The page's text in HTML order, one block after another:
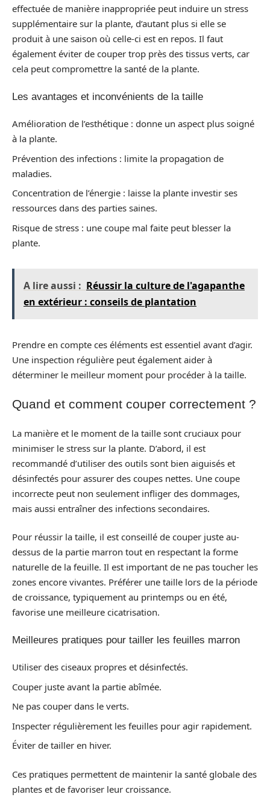
effectuée de manière inappropriée peut induire un stress
supplémentaire sur la plante, d’autant plus si elle se
produit à une saison où celle-ci est en repos. Il faut
également éviter de couper trop près des tissus verts, car
cela peut compromettre la santé de la plante.
Les avantages et inconvénients de la taille
Amélioration de l’esthétique : donne un aspect plus soigné
à la plante.
Prévention des infections : limite la propagation de
maladies.
Concentration de l’énergie : laisse la plante investir ses
ressources dans des parties saines.
Risque de stress : une coupe mal faite peut blesser la
plante.
A lire aussi : Réussir la culture de l'agapanthe
en extérieur : conseils de plantation
Prendre en compte ces éléments est essentiel avant d’agir.
Une inspection régulière peut également aider à
déterminer le meilleur moment pour procéder à la taille.
Quand et comment couper correctement ?
La manière et le moment de la taille sont cruciaux pour
minimiser le stress sur la plante. D’abord, il est
recommandé d’utiliser des outils sont bien aiguisés et
désinfectés pour assurer des coupes nettes. Une coupe
incorrecte peut non seulement infliger des dommages,
mais aussi entraîner des infections secondaires.
Pour réussir la taille, il est conseillé de couper juste au-
dessus de la partie marron tout en respectant la forme
naturelle de la feuille. Il est important de ne pas toucher les
zones encore vivantes. Préférer une taille lors de la période
de croissance, typiquement au printemps ou en été,
favorise une meilleure cicatrisation.
Meilleures pratiques pour tailler les feuilles marron
Utiliser des ciseaux propres et désinfectés.
Couper juste avant la partie abîmée.
Ne pas couper dans le verts.
Inspecter régulièrement les feuilles pour agir rapidement.
Éviter de tailler en hiver.
Ces pratiques permettent de maintenir la santé globale des
plantes et de favoriser leur croissance.